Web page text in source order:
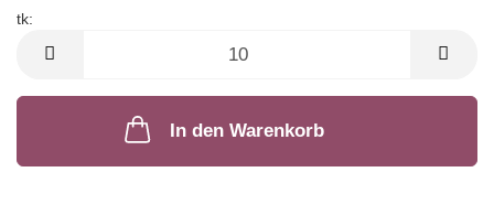
tk:
In den Warenkorb